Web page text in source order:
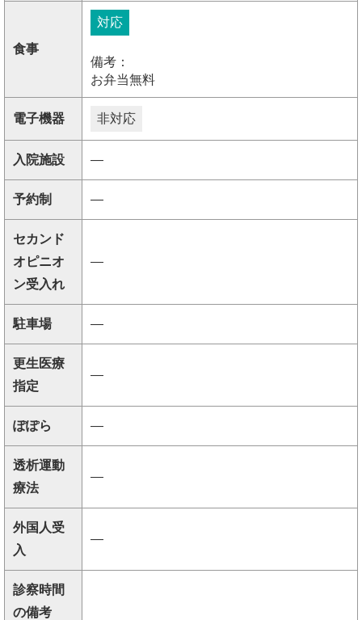
食事
対応
備考：
お弁当無料
電子機器 非対応
入院施設 ―
予約制 ―
セカンド
オピニオ
ン受入れ
―
駐車場 ―
更生医療
指定
―
ぽぽら ―
透析運動
療法
―
外国人受
入
―
診察時間
の備考